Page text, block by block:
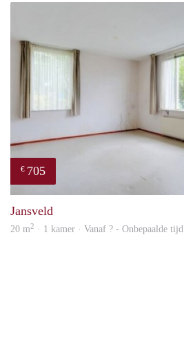
€ 705
Jansveld
20 m2 · 1 kamer · Vanaf ? - Onbepaalde tijd